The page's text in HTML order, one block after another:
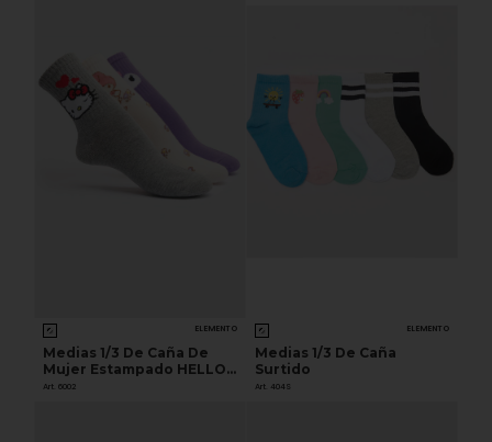
ELEMENTO
Medias 1/3 De Caña De
Mujer Estampado HELLO
KITTY
Art. 6002
ELEMENTO
Medias 1/3 De Caña
Surtido
Art. 404S